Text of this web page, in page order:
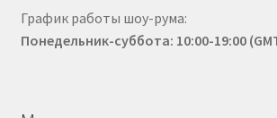
График работы шоу-рума:
Понедельник-суббота: 10:00-19:00